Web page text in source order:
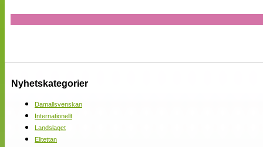
Nyhetskategorier
Damallsvenskan
Internationellt
Landslaget
Elitettan